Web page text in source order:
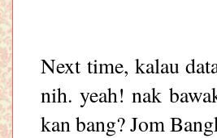
Next time, kalau
nih. yeah! nak
kan bang? Jom